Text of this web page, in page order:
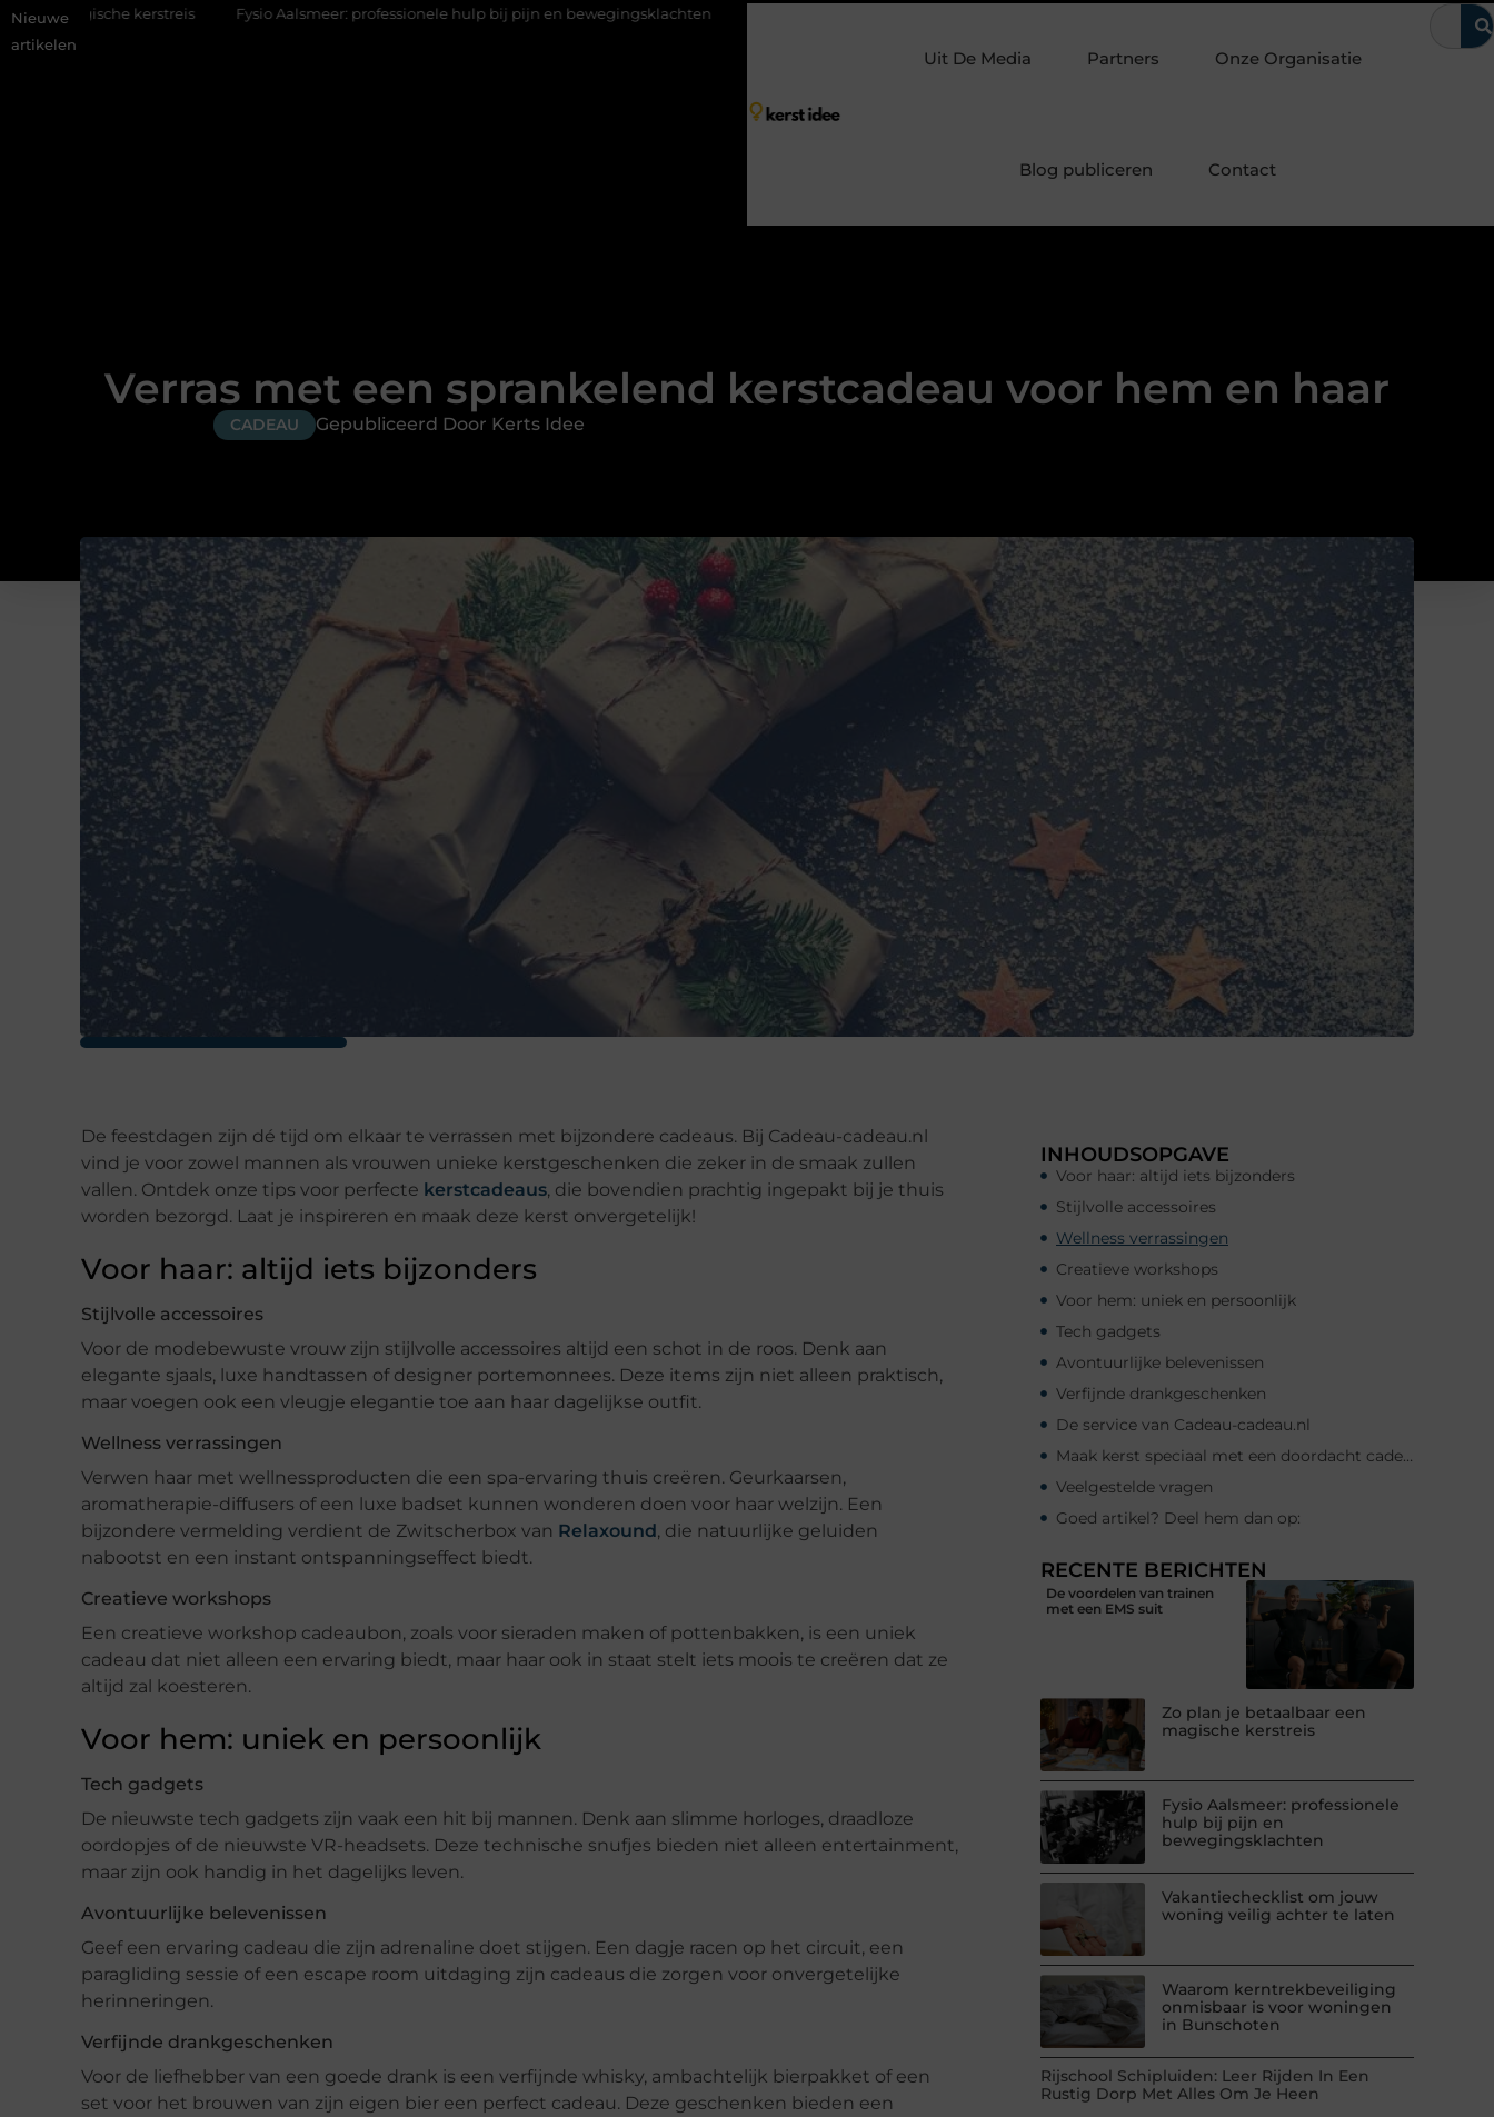
Nieuwe
artikelen
kerstreis Fysio Aalsmeer: professionele hulp bij pijn en bewegingsklachten Vakantiechecklist om jouw woning veilig achter te laten Waarom kerntrekbeveiliging onmisbaar is voor
Uit De Media Partners Onze Organisatie
Blog publiceren Contact
Verras met een sprankelend kerstcadeau voor hem en haar
CADEAU Gepubliceerd Door Kerts Idee
De feestdagen zijn dé tijd om elkaar te verrassen met bijzondere cadeaus. Bij Cadeau-cadeau.nl
vind je voor zowel mannen als vrouwen unieke kerstgeschenken die zeker in de smaak zullen
vallen. Ontdek onze tips voor perfecte kerstcadeaus, die bovendien prachtig ingepakt bij je thuis
worden bezorgd. Laat je inspireren en maak deze kerst onvergetelijk!
Voor haar: altijd iets bijzonders
Stijlvolle accessoires
Voor de modebewuste vrouw zijn stijlvolle accessoires altijd een schot in de roos. Denk aan
elegante sjaals, luxe handtassen of designer portemonnees. Deze items zijn niet alleen praktisch,
maar voegen ook een vleugje elegantie toe aan haar dagelijkse outfit.
Wellness verrassingen
Verwen haar met wellnessproducten die een spa-ervaring thuis creëren. Geurkaarsen,
aromatherapie-diffusers of een luxe badset kunnen wonderen doen voor haar welzijn. Een
bijzondere vermelding verdient de Zwitscherbox van Relaxound, die natuurlijke geluiden
nabootst en een instant ontspanningseffect biedt.
Creatieve workshops
Een creatieve workshop cadeaubon, zoals voor sieraden maken of pottenbakken, is een uniek
cadeau dat niet alleen een ervaring biedt, maar haar ook in staat stelt iets moois te creëren dat ze
altijd zal koesteren.
Voor hem: uniek en persoonlijk
Tech gadgets
De nieuwste tech gadgets zijn vaak een hit bij mannen. Denk aan slimme horloges, draadloze
oordopjes of de nieuwste VR-headsets. Deze technische snufjes bieden niet alleen entertainment,
maar zijn ook handig in het dagelijks leven.
Avontuurlijke belevenissen
Geef een ervaring cadeau die zijn adrenaline doet stijgen. Een dagje racen op het circuit, een
paragliding sessie of een escape room uitdaging zijn cadeaus die zorgen voor onvergetelijke
herinneringen.
Verfijnde drankgeschenken
Voor de liefhebber van een goede drank is een verfijnde whisky, ambachtelijk bierpakket of een
set voor het brouwen van zijn eigen bier een perfect cadeau. Deze geschenken bieden een
INHOUDSOPGAVE
Voor haar: altijd iets bijzonders
Stijlvolle accessoires
Wellness verrassingen
Creatieve workshops
Voor hem: uniek en persoonlijk
Tech gadgets
Avontuurlijke belevenissen
Verfijnde drankgeschenken
De service van Cadeau-cadeau.nl
Maak kerst speciaal met een doordacht cadeau
Veelgestelde vragen
Goed artikel? Deel hem dan op:
RECENTE BERICHTEN
De voordelen van trainen
met een EMS suit
Zo plan je betaalbaar een
magische kerstreis
Fysio Aalsmeer: professionele
hulp bij pijn en
bewegingsklachten
Vakantiechecklist om jouw
woning veilig achter te laten
Waarom kerntrekbeveiliging
onmisbaar is voor woningen
in Bunschoten
Rijschool Schipluiden: Leer Rijden In Een
Rustig Dorp Met Alles Om Je Heen